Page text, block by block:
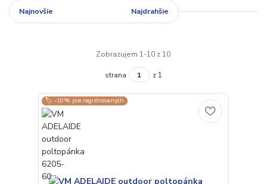
Najnovšie Najdrahšie
Zobrazujem 1-10 z 10
strana z 1
🏷️ -10% pre registrovaných